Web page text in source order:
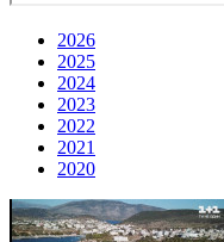
2026
2025
2024
2023
2022
2021
2020